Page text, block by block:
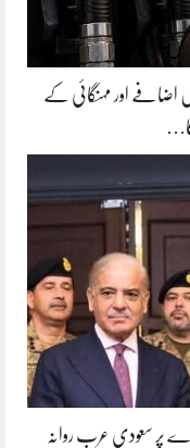
اضافے اور مہنگائی کے
پر سعودی عرب روانہ